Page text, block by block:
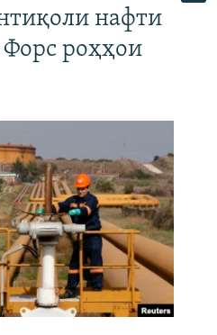
нафти
роҳҳои